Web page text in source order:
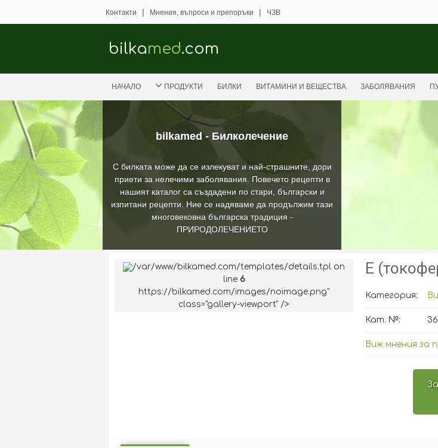
bilkamed - Билколечение
С билката може да се излекуват и най-страшните, дори
приети за нелечими заболявания. Повечето рецепти в
нашият каталог са създадени по стари, български и
изпитани рецепти. Ние се надяваме да продължим тази
многовековна българска традиция -
ПРИРОДОЛЕЧЕНИЕТО
Контакти | Мнения, въпроси и препоръки | ЧЗВ
bilkamed.com
НАЧАЛО ПРОДУКТИ БИЛКИ ВИТАМИНИ И ВЕЩЕСТВА ЗАБОЛЯВАНИЯ
/var/www/bilkamed.com/templates/details.tpl on
line 6
https://bilkamed.com/images/noimage.png"
class="gallery-viewport" />
Е
Категория:
Кат. №: 36
Виж мнения за